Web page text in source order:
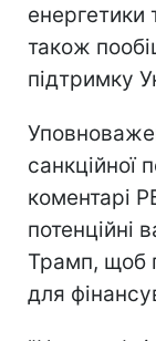
енергетики
також
підтримку
санкційної
коментарі
потенційні
Трамп, щоб
для